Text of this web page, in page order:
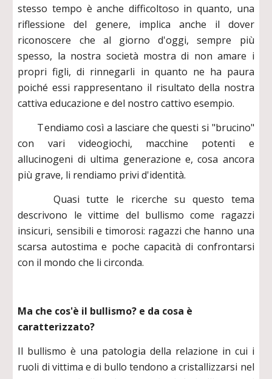
stesso tempo è anche difficoltoso in quanto, una
riflessione del genere, implica anche il dover
riconoscere che al giorno d'oggi, sempre più
spesso, la nostra società mostra di non amare i
propri figli, di rinnegarli in quanto ne ha paura
poiché essi rappresentano il risultato della nostra
cattiva educazione e del nostro cattivo esempio.
Tendiamo così a lasciare che questi si "brucino"
con vari videogiochi, macchine potenti e
allucinogeni di ultima generazione e, cosa ancora
più grave, li rendiamo privi d'identità.
Quasi tutte le ricerche su questo tema
descrivono le vittime del bullismo come ragazzi
insicuri, sensibili e timorosi: ragazzi che hanno una
scarsa autostima e poche capacità di confrontarsi
con il mondo che li circonda.
Ma che cos'è il bullismo? e da cosa è
caratterizzato?
Il bullismo è una patologia della relazione in cui i
ruoli di vittima e di bullo tendono a cristallizzarsi nel